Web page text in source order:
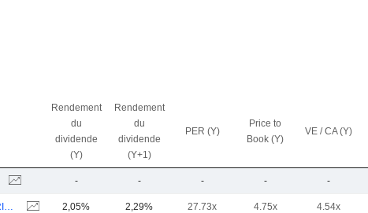
Rendement
du
dividende
(Y)
Rendement
du
dividende
(Y+1)
PER (Y)
Price to
Book (Y)
VE / CA (Y)
- - - - -
COMPAGNIE FINANCIERE RICHEMONT 2,05% 2,29% 27.73x 4.75x 4.54x